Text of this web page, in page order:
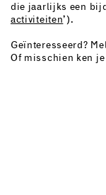
die jaarlijks een
activiteiten’).
Geïnteresseerd?
Of misschien ken